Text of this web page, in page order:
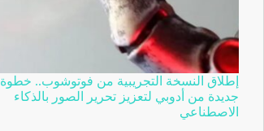
إطلاق النسخة التجريبية من فوتوشوب.. خطوة
جديدة من أدوبي لتعزيز تحرير الصور بالذكاء
الاصطناعي